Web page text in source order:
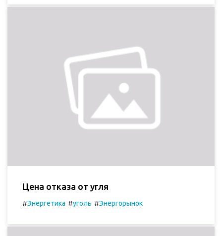
Цена отказа от угля
#Энергетика #уголь #Энергорынок